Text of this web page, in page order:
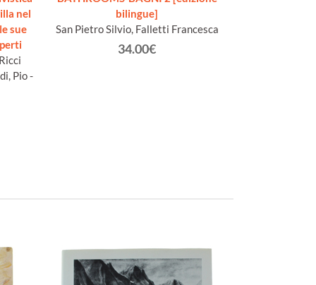
nel
sue
Pio -
bilingue]
San Pietro Silvio, Falletti Francesca
34.00€